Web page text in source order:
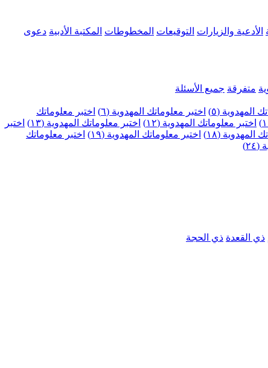
الأدعية والزيارات التوقيعات المخطوطات المكتبة الأدبية دعوى
متفرقة جميع الأسئلة
المهدوية (٥) اختبر معلوماتك المهدوية (٦)
اختبر معلوماتك
اختبر معلوماتك المهدوية (١٢) اختبر معلوماتك المهدوية (١٣)
اختبر
المهدوية (١٨) اختبر معلوماتك المهدوية (١٩)
اختبر معلوماتك
ذي القعدة ذي الحجة